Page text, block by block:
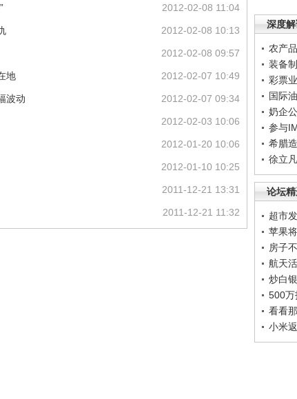
深度
农产
装备
彩票
国际
奶企
参与
希腊
徐立
论坛
超市
苹果
房子
航天
炒白
500万
看看
小米
2012-02-08 11:04
2012-02-08 10:13
2012-02-08 09:57
2012-02-07 10:49
地
2012-02-07 09:34
波动
2012-02-03 10:06
2012-01-20 10:06
2012-01-10 10:25
2011-12-21 13:31
2011-12-21 11:32